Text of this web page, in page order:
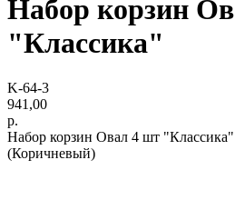
Набор корзин
"Классика"
K-64-3
941,00
р.
Набор корзин Овал 4 шт "Классика"
(Коричневый)